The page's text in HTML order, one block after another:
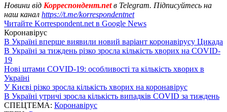
Новини від Корреспондент.netв Telegram. Підписуйтесь на
наш канал https://t.me/korrespondentnet
Читайте Korrespondent.net в Google News
Коронавірус
В Україні вперше виявили новий варіант коронавірусу Цикада
В Україні за тиждень різко зросла кількість хворих на COVID-
19
Нові штами COVID-19: особливості та кількість хворих в
Україні
У Києві різко зросла кількість хворих на коронавірус
В Україні утричі зросла кількість випадків COVID за тиждень
СПЕЦТЕМА: Коронавірус